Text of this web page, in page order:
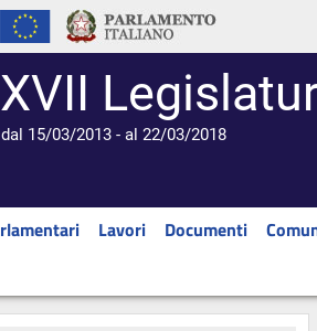
XVII
dal 15/03/2013 - al 22/03/2018
Lavori Documenti